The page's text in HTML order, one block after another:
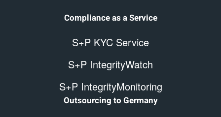
Compliance as a Service
S+P KYC Service
S+P IntegrityWatch
S+P IntegrityMonitoring
Outsourcing to Germany